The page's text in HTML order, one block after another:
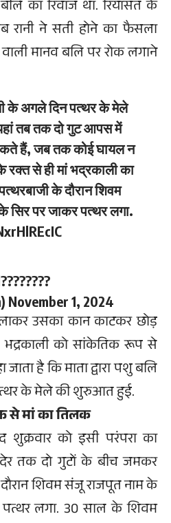
का रिवाज था. रियासत के
रानी ने सती होने का फैसला
वाली मानव बलि पर रोक लगाने
के अगले दिन पत्थर के मेले
तब तक दो गुट आपस में
हैं, जब तक कोई घायल न
से ही मां भद्रकाली का
के दौरान शिवम
पर जाकर पत्थर लगा.
November 1, 2024
उसका कान काटकर छोड़
भद्रकाली को सांकेतिक रूप से
है कि माता द्वारा पशु बलि
के मेले की शुरुआत हुई.
से मां का तिलक
शुक्रवार को इसी परंपरा का
देर तक दो गुटों के बीच जमकर
शिवम संजू राजपूत नाम के
लगा. 30 साल के शिवम